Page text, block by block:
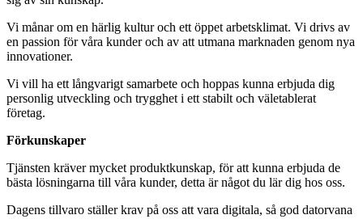
Vi månar om en härlig kultur och ett öppet arbetsklimat. Vi drivs av
en passion för våra kunder och av att utmana marknaden genom nya
innovationer.
Vi vill ha ett långvarigt samarbete och hoppas kunna erbjuda dig
personlig utveckling och trygghet i ett stabilt och väletablerat
företag.
Förkunskaper
Tjänsten kräver mycket produktkunskap, för att kunna erbjuda de
bästa lösningarna till våra kunder, detta är något du lär dig hos oss.
Dagens tillvaro ställer krav på oss att vara digitala, så god datorvana